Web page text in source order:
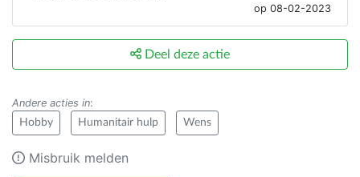
op 08-02-2023
Deel deze actie
Andere acties in:
Hobby Humanitair hulp Wens
Misbruik melden